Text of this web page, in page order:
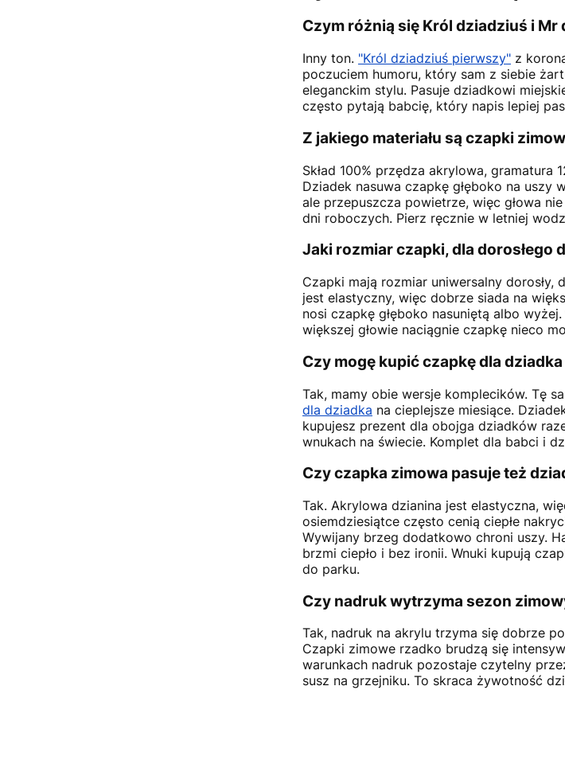
Czym różnią się Król dziadziuś i Mr
Inny ton. "Król dziadziuś pierwszy" z
poczuciem humoru, który sam z siebie
eleganckim stylu. Pasuje dziadkowi
często pytają babcię, który napis lepiej
Z jakiego materiału są czapki
Skład 100% przędza akrylowa, gramatura
Dziadek nasuwa czapkę głęboko na uszy
ale przepuszcza powietrze, więc głowa
dni roboczych. Pierz ręcznie w letniej
Jaki rozmiar czapki, dla dorosłego
Czapki mają rozmiar uniwersalny
jest elastyczny, więc dobrze siada na
nosi czapkę głęboko nasuniętą albo
większej głowie naciągnie czapkę nieco
Czy mogę kupić czapkę dla
Tak, mamy obie wersje komplecików. Tę
dla dziadka na cieplejsze miesiące.
kupujesz prezent dla obojga dziadków
wnukach na świecie. Komplet dla babci i
Czy czapka zimowa pasuje też
Tak. Akrylowa dzianina jest elastyczna,
osiemdziesiątce często cenią ciepłe
Wywijany brzeg dodatkowo chroni uszy.
brzmi ciepło i bez ironii. Wnuki kupują
do parku.
Czy nadruk wytrzyma sezon
Tak, nadruk na akrylu trzyma się dobrze
Czapki zimowe rzadko brudzą się
warunkach nadruk pozostaje czytelny
susz na grzejniku. To skraca żywotność